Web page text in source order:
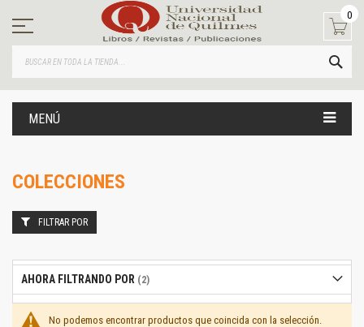
contenido
0
MENÚ
COLECCIONES
No podemos encontrar productos que coincida con la selección.
FILTRAR POR
AHORA FILTRANDO POR